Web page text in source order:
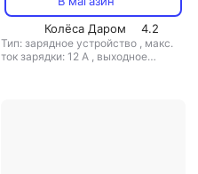
Колёса Даром
4.2
Тип: зарядное устройство , макс.
ток зарядки: 12 А , выходное